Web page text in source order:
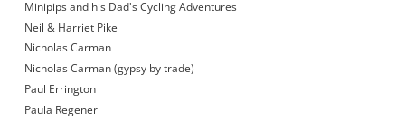
Minipips and his Dad's Cycling Adventures
Neil & Harriet Pike
Nicholas Carman
Nicholas Carman (gypsy by trade)
Paul Errington
Paula Regener